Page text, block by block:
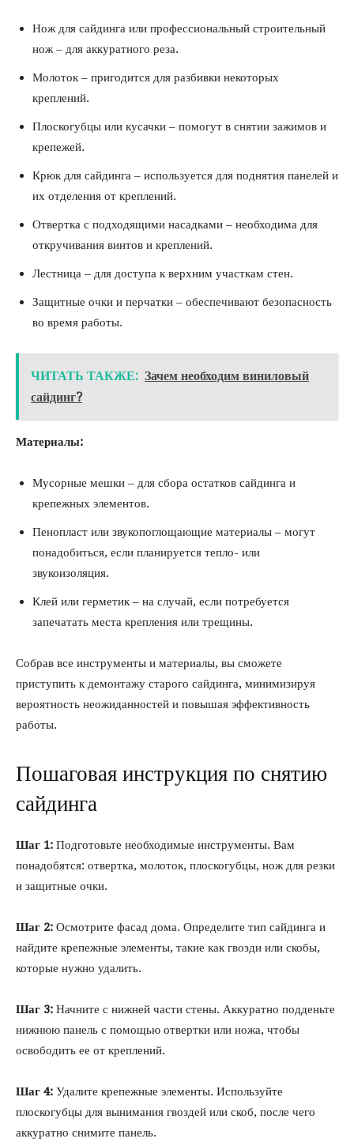
Нож для сайдинга или профессиональный строительный
нож – для аккуратного реза.
Молоток – пригодится для разбивки некоторых
креплений.
Плоскогубцы или кусачки – помогут в снятии зажимов и
крепежей.
Крюк для сайдинга – используется для поднятия панелей и
их отделения от креплений.
Отвертка с подходящими насадками – необходима для
откручивания винтов и креплений.
Лестница – для доступа к верхним участкам стен.
Защитные очки и перчатки – обеспечивают безопасность
во время работы.
ЧИТАТЬ ТАКЖЕ: Зачем необходим виниловый
сайдинг?
Материалы:
Мусорные мешки – для сбора остатков сайдинга и
крепежных элементов.
Пенопласт или звукопоглощающие материалы – могут
понадобиться, если планируется тепло- или
звукоизоляция.
Клей или герметик – на случай, если потребуется
запечатать места крепления или трещины.
Собрав все инструменты и материалы, вы сможете
приступить к демонтажу старого сайдинга, минимизируя
вероятность неожиданностей и повышая эффективность
работы.
Пошаговая инструкция по снятию
сайдинга
Шаг 1: Подготовьте необходимые инструменты. Вам
понадобятся: отвертка, молоток, плоскогубцы, нож для резки
и защитные очки.
Шаг 2: Осмотрите фасад дома. Определите тип сайдинга и
найдите крепежные элементы, такие как гвозди или скобы,
которые нужно удалить.
Шаг 3: Начните с нижней части стены. Аккуратно подденьте
нижнюю панель с помощью отвертки или ножа, чтобы
освободить ее от креплений.
Шаг 4: Удалите крепежные элементы. Используйте
плоскогубцы для вынимания гвоздей или скоб, после чего
аккуратно снимите панель.